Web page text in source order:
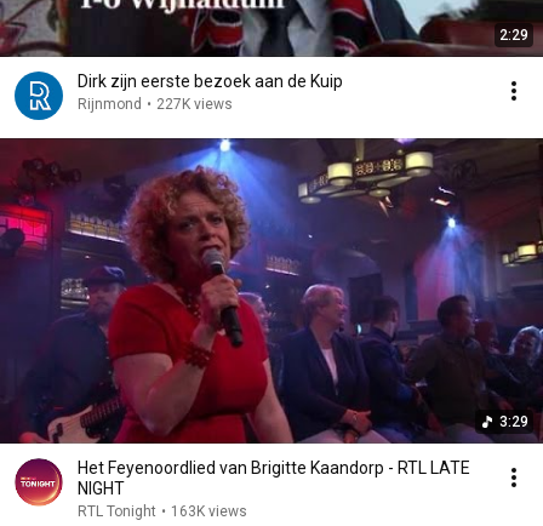
2:29
Dirk zijn eerste bezoek aan de Kuip
Rijnmond • 227K views
3:29
Het Feyenoordlied van Brigitte Kaandorp - RTL LATE
NIGHT
RTL Tonight • 163K views